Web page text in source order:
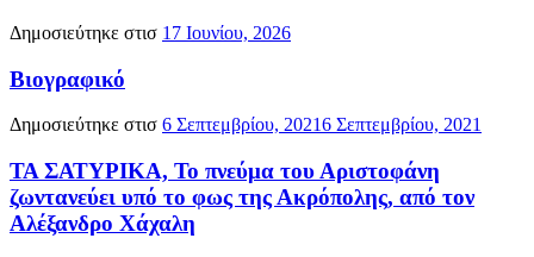
Δημοσιεύτηκε στισ 17 Ιουνίου, 2026
Βιογραφικό
Δημοσιεύτηκε στισ 6 Σεπτεμβρίου, 20216 Σεπτεμβρίου, 2021
ΤΑ ΣΑΤΥΡΙΚΑ, Το πνεύμα του Αριστοφάνη
ζωντανεύει υπό το φως της Ακρόπολης, από τον
Αλέξανδρο Χάχαλη